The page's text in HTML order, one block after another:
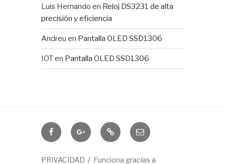
Luis Hernando en Reloj DS3231 de alta
precisión y eficiencia
Andreu en Pantalla OLED SSD1306
IOTen Pantalla OLED SSD1306
DomóticaIOTUY RSS
Correo
electrónico
PRIVACIDAD Funciona gracias a